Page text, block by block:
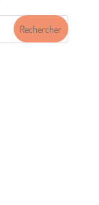
Rechercher